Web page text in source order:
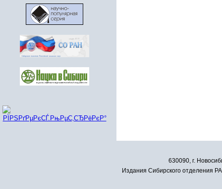
630090, г.
Издания Сибирского отделения